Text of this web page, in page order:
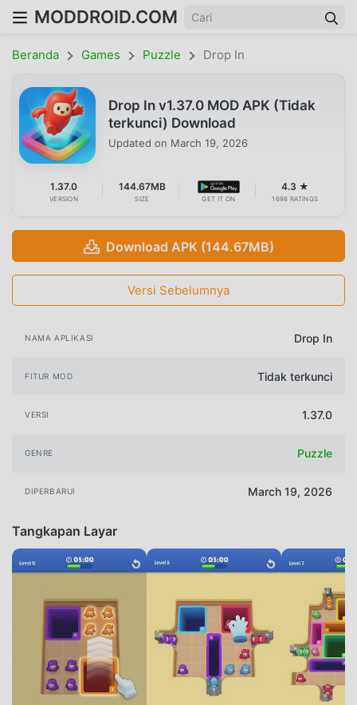
MODDROID.COM
Beranda Games Puzzle Drop In
Drop In v1.37.0 MOD APK (Tidak
terkunci) Download
Updated on March 19, 2026
1.37.0
VERSION
144.67MB
SIZE GET IT ON
4.3 ★
1698 RATINGS
Download APK (144.67MB)
Versi Sebelumnya
NAMA APLIKASI Drop In
FITUR MOD Tidak terkunci
VERSI 1.37.0
GENRE Puzzle
DIPERBARUI March 19, 2026
Tangkapan Layar